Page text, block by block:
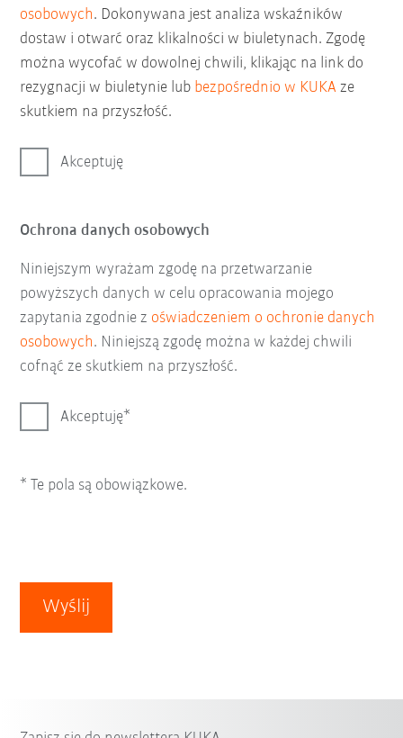
osobowych. Dokonywana jest analiza wskaźników
dostaw i otwarć oraz klikalności w biuletynach. Zgodę
można wycofać w dowolnej chwili, klikając na link do
rezygnacji w biuletynie lub bezpośrednio w KUKA ze
skutkiem na przyszłość.
Akceptuję
Ochrona danych osobowych
Niniejszym wyrażam zgodę na przetwarzanie
powyższych danych w celu opracowania mojego
zapytania zgodnie z oświadczeniem o ochronie danych
osobowych. Niniejszą zgodę można w każdej chwili
cofnąć ze skutkiem na przyszłość.
Akceptuję
* Te pola są obowiązkowe.
Wyślij